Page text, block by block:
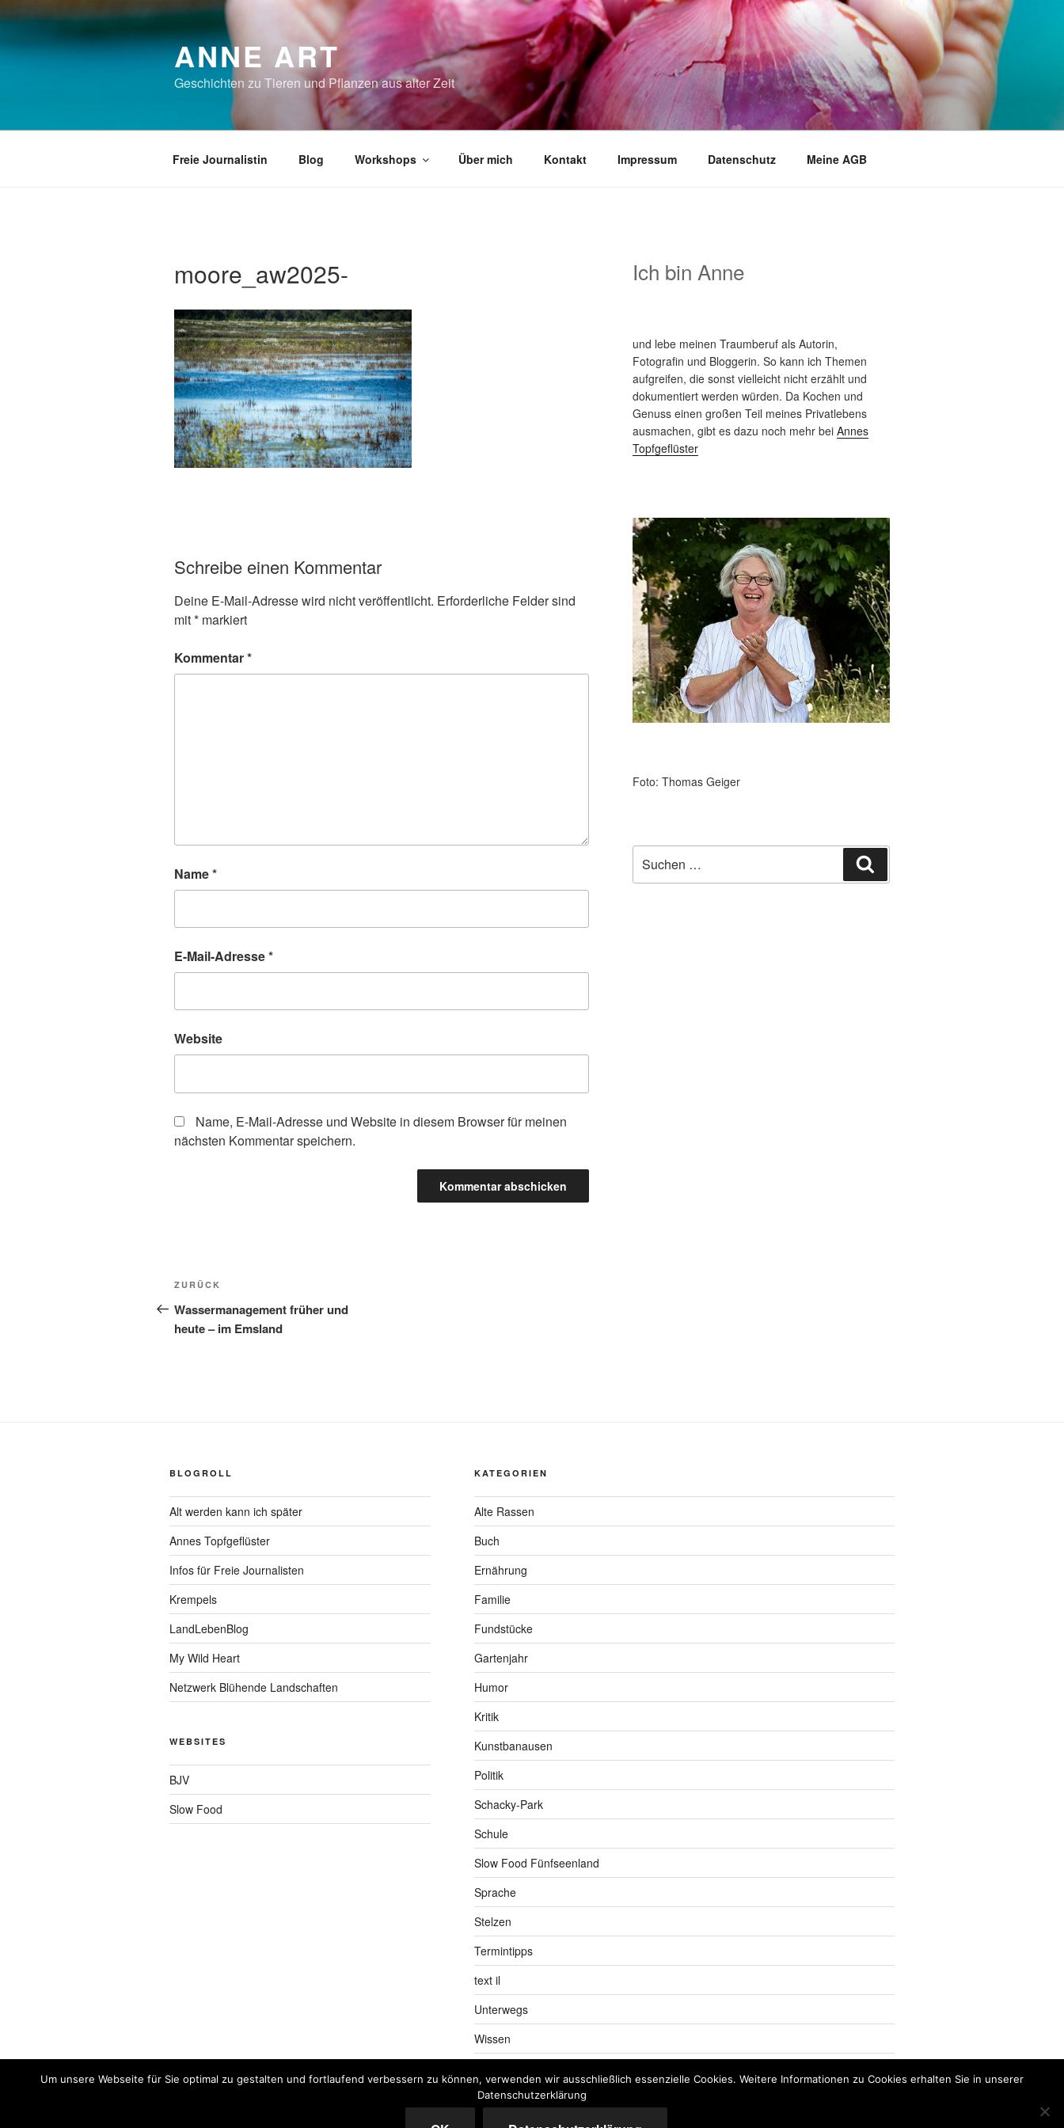
Zum
Inhalt
springen
ANNE ART
Geschichten zu Tieren und Pflanzen aus alter Zeit
Freie Journalistin Blog Workshops Über mich Kontakt Impressum Datenschutz Meine AGB
moore_aw2025-
Schreibe einen Kommentar
Deine E-Mail-Adresse wird nicht veröffentlicht. Erforderliche Felder sind
mit* markiert
Kommentar*
Name*
E-Mail-Adresse*
Website
Name, E-Mail-Adresse und Website in diesem Browser für meinen
nächsten Kommentar speichern.
Beitragsnavigation
Vorheriger
Beitrag
ZURÜCK
Wassermanagement früher und
heute – im Emsland
Ich bin Anne
und lebe meinen Traumberuf als Autorin,
Fotografin und Bloggerin. So kann ich Themen
aufgreifen, die sonst vielleicht nicht erzählt und
dokumentiert werden würden. Da Kochen und
Genuss einen großen Teil meines Privatlebens
ausmachen, gibt es dazu noch mehr bei Annes
Topfgeflüster
Foto: Thomas Geiger
nach:
BLOGROLL
Alt werden kann ich später
Annes Topfgeflüster
Infos für Freie Journalisten
Krempels
LandLebenBlog
My Wild Heart
Netzwerk Blühende Landschaften
WEBSITES
BJV
Slow Food
KATEGORIEN
Alte Rassen
Buch
Ernährung
Familie
Fundstücke
Gartenjahr
Humor
Kritik
Kunstbanausen
Politik
Schacky-Park
Schule
Slow Food Fünfseenland
Sprache
Stelzen
Termintipps
text il
Unterwegs
Wissen
Um unsere Webseite für Sie optimal zu gestalten und fortlaufend verbessern zu können, verwenden wir ausschließlich essenzielle Cookies. Weitere Informationen zu Cookies erhalten Sie in unserer
Datenschutzerklärung